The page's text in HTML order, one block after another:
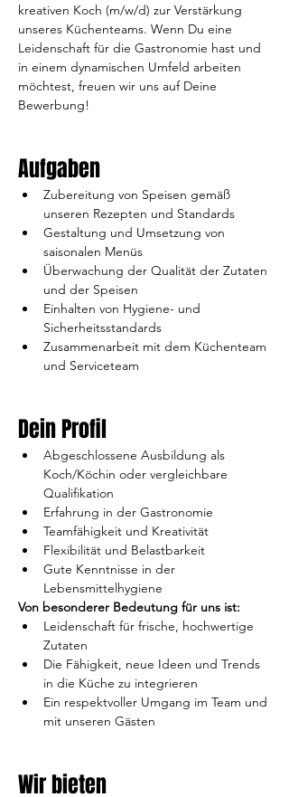
kreativen Koch (m/w/d) zur Verstärkung
unseres Küchenteams. Wenn Du eine
Leidenschaft für die Gastronomie hast und
in einem dynamischen Umfeld arbeiten
möchtest, freuen wir uns auf Deine
Bewerbung!
Aufgaben
Zubereitung von Speisen gemäß
unseren Rezepten und Standards
Gestaltung und Umsetzung von
saisonalen Menüs
Überwachung der Qualität der Zutaten
und der Speisen
Einhalten von Hygiene- und
Sicherheitsstandards
Zusammenarbeit mit dem Küchenteam
und Serviceteam
Dein Profil
Abgeschlossene Ausbildung als
Koch/Köchin oder vergleichbare
Qualifikation
Erfahrung in der Gastronomie
Teamfähigkeit und Kreativität
Flexibilität und Belastbarkeit
Gute Kenntnisse in der
Lebensmittelhygiene
Von besonderer Bedeutung für uns ist:
Leidenschaft für frische, hochwertige
Zutaten
Die Fähigkeit, neue Ideen und Trends
in die Küche zu integrieren
Ein respektvoller Umgang im Team und
mit unseren Gästen
Wir bieten